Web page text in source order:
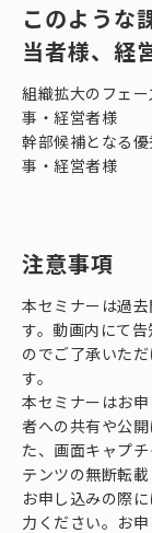
このような
当者様、経
組織拡大のフェ
事・経営者様
幹部候補となる
事・経営者様
注意事項
本セミナーは過
す。動画内にて
のでご了承いた
す。
本セミナーはお
者への共有や公
た、画面キャプ
テンツの無断転載
お申し込みの際
力ください。お